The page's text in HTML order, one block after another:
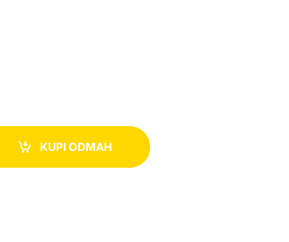
KUPI ODMAH